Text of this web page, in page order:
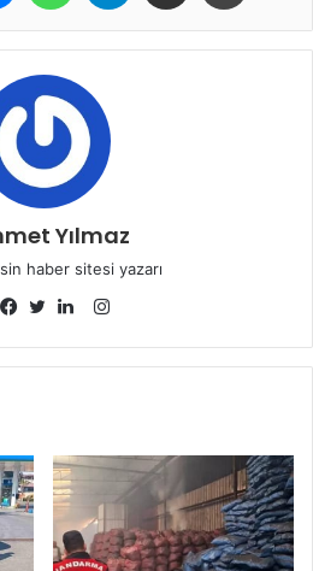
Yılmaz
haber sitesi yazarı
Instagram